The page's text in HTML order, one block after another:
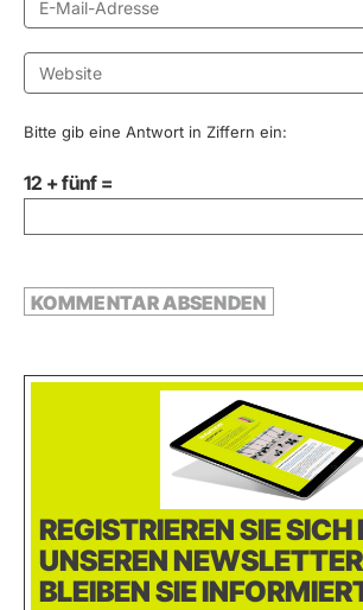
Bitte gib eine Antwort in Ziffern ein:
12 + fünf =
REGISTRIEREN SIE SICH
UNSEREN
BLEIBEN SIE